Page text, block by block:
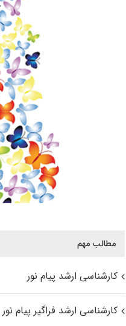
مطالب مهم
کارشناسی ارشد پیام نور
کارشناسی ارشد فراگیر پیام نور